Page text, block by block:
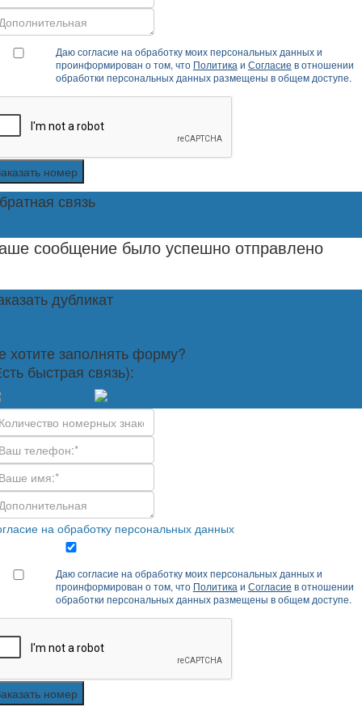
Даю согласие на обработку моих персональных данных и
проинформирован о том, что Политика и Согласие в отношении
обработки персональных данных размещены в общем доступе.
номер
связь
сообщение было успешно отправлено
дубликат
хотите заполнять форму?
быстрая связь):
на обработку персональных данных
Даю согласие на обработку моих персональных данных и
проинформирован о том, что Политика и Согласие в отношении
обработки персональных данных размещены в общем доступе.
номер